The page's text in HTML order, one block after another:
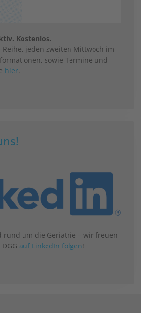
Kostenlos.
Reihe, jeden zweiten Mittwoch im
sowie Termine und
hier.
rund um die Geriatrie – wir freuen
auf LinkedIn folgen!